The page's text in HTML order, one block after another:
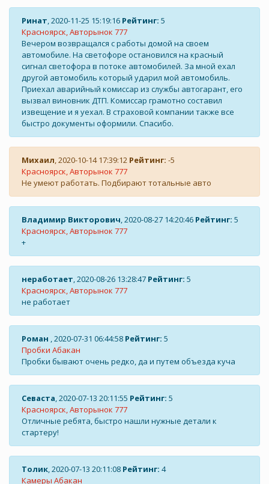
Ринат, 2020-11-25 15:19:16 Рейтинг: 5
Красноярск, Авторынок 777
Вечером возвращался с работы домой на своем
автомобиле. На светофоре остановился на красный
сигнал светофора в потоке автомобилей. За мной ехал
другой автомобиль который ударил мой автомобиль.
Приехал аварийный комиссар из службы автогарант, его
вызвал виновник ДТП. Комиссар грамотно составил
извещение и я уехал. В страховой компании также все
быстро документы оформили. Спасибо.
Михаил, 2020-10-14 17:39:12 Рейтинг: -5
Красноярск, Авторынок 777
Не умеют работать. Подбирают тотальные авто
Владимир Викторович, 2020-08-27 14:20:46 Рейтинг: 5
Красноярск, Авторынок 777
+
неработает, 2020-08-26 13:28:47 Рейтинг: 5
Красноярск, Авторынок 777
не работает
Роман , 2020-07-31 06:44:58 Рейтинг: 5
Пробки Абакан
Пробки бывают очень редко, да и путем объезда куча
Севаста, 2020-07-13 20:11:55 Рейтинг: 5
Красноярск, Авторынок 777
Отличные ребята, быстро нашли нужные детали к
стартеру!
Толик, 2020-07-13 20:11:08 Рейтинг: 4
Камеры Абакан